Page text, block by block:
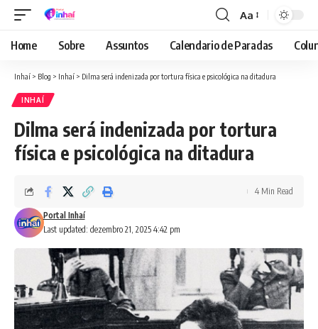
Font
Resizer
Aa
Home Sobre Assuntos Calendario de Paradas
Inhaí > Blog > Inhaí > Dilma será indenizada por tortura física e psicológica na ditadura
INHAÍ
Dilma será indenizada por tortura
física e psicológica na ditadura
Last updated: dezembro 21, 2025 4:42 pm
Portal Inhaí
4 Min Read